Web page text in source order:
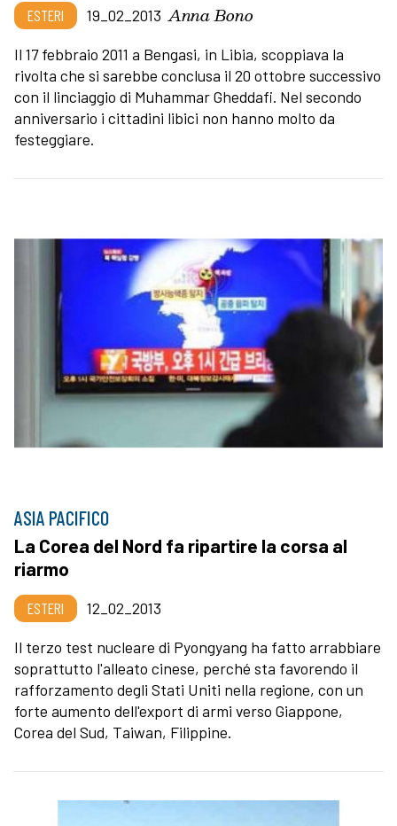
ESTERI 19_02_2013 Anna Bono
Il 17 febbraio 2011 a Bengasi, in Libia, scoppiava la
rivolta che si sarebbe conclusa il 20 ottobre successivo
con il linciaggio di Muhammar Gheddafi. Nel secondo
anniversario i cittadini libici non hanno molto da
festeggiare.
ASIA PACIFICO
La Corea del Nord fa ripartire la corsa al
riarmo
ESTERI
12_02_2013
Il terzo test nucleare di Pyongyang ha fatto arrabbiare
soprattutto l'alleato cinese, perché sta favorendo il
rafforzamento degli Stati Uniti nella regione, con un
forte aumento dell'export di armi verso Giappone,
Corea del Sud, Taiwan, Filippine.